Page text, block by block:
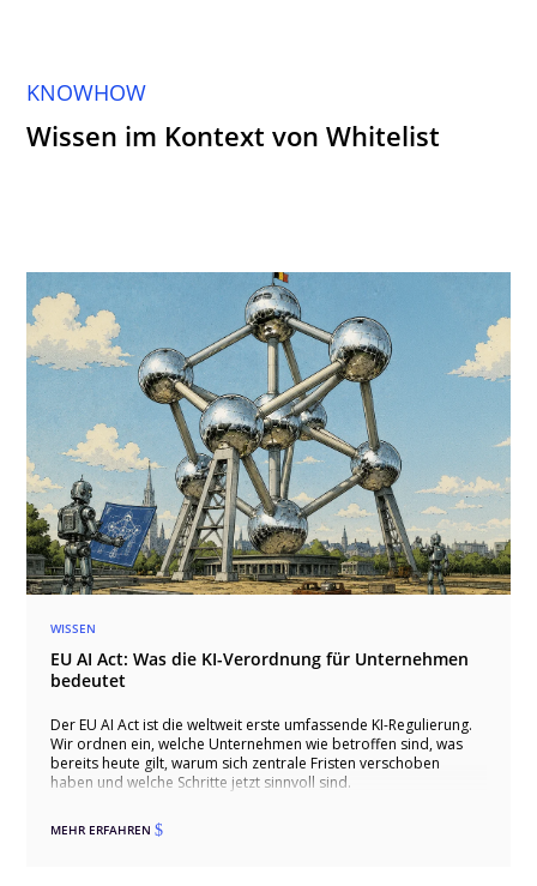
KNOWHOW
Wissen im Kontext von Whitelist
WISSEN
EU AI Act: Was die KI-Verordnung für Unternehmen
bedeutet
Der EU AI Act ist die weltweit erste umfassende KI-Regulierung.
Wir ordnen ein, welche Unternehmen wie betroffen sind, was
bereits heute gilt, warum sich zentrale Fristen verschoben
haben und welche Schritte jetzt sinnvoll sind.
MEHR ERFAHREN$